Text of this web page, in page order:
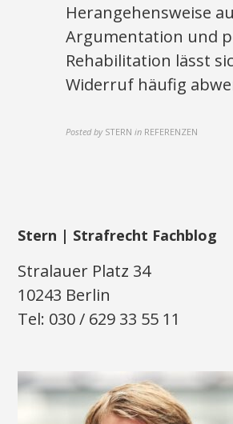
Herangehensweise
Argumentation und
Rehabilitation lässt
Widerruf häufig
Posted by STERN in REFERENZEN
Stern | Strafrecht Fachblog
Stralauer Platz 34
10243 Berlin
Tel: 030 / 629 33 55 11